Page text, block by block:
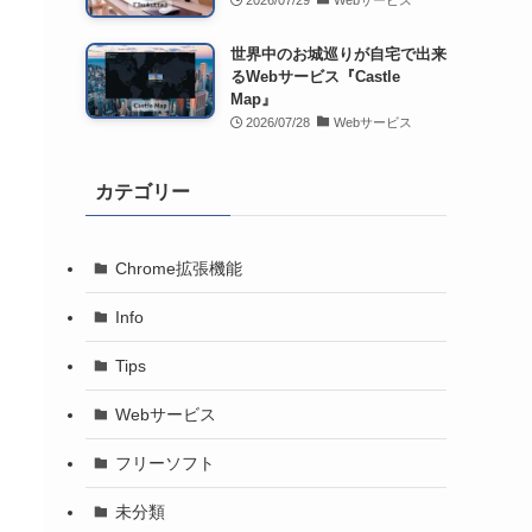
世界中のお城巡りが自宅で出来
るWebサービス『Castle
Map』
2026/07/28 Webサービス
カテゴリー
Chrome拡張機能
Info
Tips
Webサービス
フリーソフト
未分類